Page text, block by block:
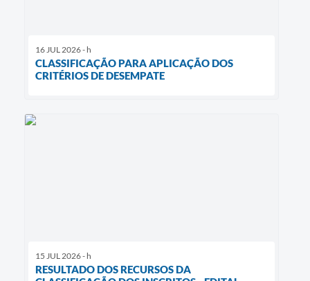
16 JUL 2026 - h
CLASSIFICAÇÃO PARA APLICAÇÃO DOS
CRITÉRIOS DE DESEMPATE
15 JUL 2026 - h
RESULTADO DOS RECURSOS DA